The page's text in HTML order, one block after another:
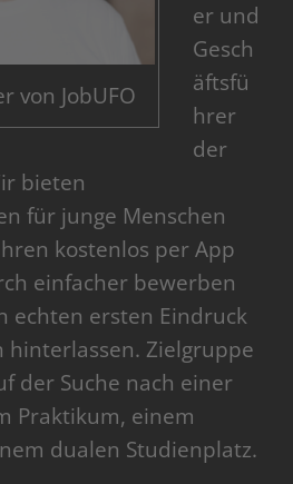
von JobUFO
er und
Gesch
äftsfü
hrer
der
bieten
für junge Menschen
kostenlos per App
einfacher bewerben
echten ersten Eindruck
Zielgruppe
der Suche nach einer
Praktikum, einem
dualen Studienplatz.